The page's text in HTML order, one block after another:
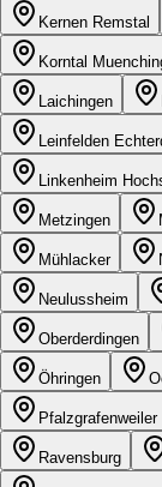
Kernen Remstal
Korntal
Laichingen
Leinfelden
Linkenheim
Metzingen
Mühlacker
Neulussheim
Oberderdingen
Öhringen
Pfalzgrafenweiler
Ravensburg